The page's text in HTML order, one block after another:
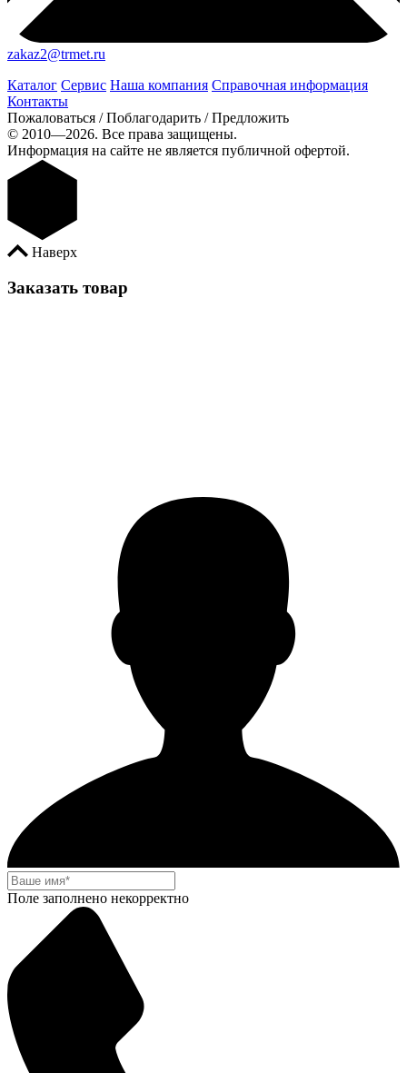
zakaz2@trmet.ru
Каталог Сервис Наша компания Справочная информация
Контакты
Пожаловаться / Поблагодарить / Предложить
© 2010—2026. Все права защищены.
Информация на сайте не является публичной офертой.
Наверх
Заказать товар
Поле заполнено некорректно